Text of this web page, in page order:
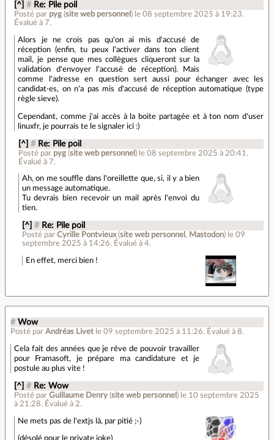
[^] # Re: Pile poil
Posté par pyg (site web personnel ) le 08 septembre 2025 à 19:23.
Évalué à 7.
Alors je ne crois pas qu'on ai mis d'accusé de
réception (enfin, tu peux l'activer dans ton client
mail, je pense que mes collègues cliqueront sur la
validation d'envoyer l'accusé de réception). Mais
comme l'adresse en question sert aussi pour échanger avec les
candidat⋅es, on n'a pas mis d'accusé de réception automatique (type
règle sieve).
Cependant, comme j'ai accès à la boite partagée et à ton nom d'user
linuxfr, je pourrais te le signaler ici :)
[^] # Re: Pile poil
Posté par pyg(site web personnel ) le 08 septembre 2025 à 20:41 .
Évalué à 7.
Ah, on me souffle dans l'oreillette que, si, il y a bien
un message automatique.
Tu devrais bien recevoir un mail après l'envoi du
tien.
[^] # Re: Pile poil
Posté parCyrille Pontvieux(site web personnel , Mastodon) le 09
septembre 2025 à 14:26. Évalué à4.
En effet, merci bien !
# Wow
Posté par Andréas Livet le 09 septembre 2025 à 11:26. Évalué à 8.
Cela fait des années que je rêve de pouvoir travailler
pour Framasoft, je prépare ma candidature et je
postule au plus vite !
[^] # Re: Wow
Posté parGuillaume Denry (site web personnel ) le 10 septembre 2025
à 21:28. Évalué à 2.
Ne mets pas de l'extjs là, par pitié ;-)
(désolé pour le private joke)